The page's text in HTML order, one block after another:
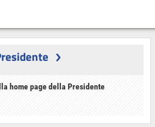
home page della Presidente